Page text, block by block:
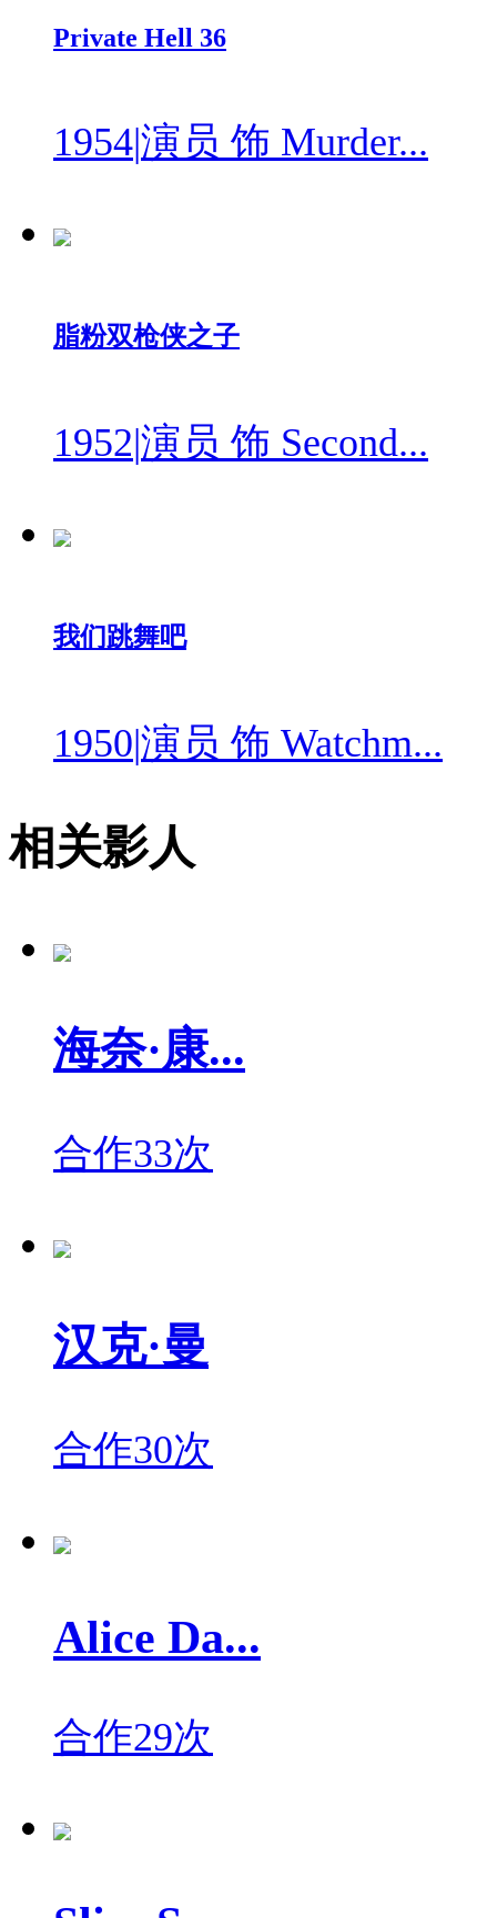
Private Hell 36
1954|演员 饰 Murder...
脂粉双枪侠之子
1952|演员 饰 Second...
我们跳舞吧
1950|演员 饰 Watchm...
相关影人
海奈·康...
合作33次
汉克·曼
合作30次
Alice Da...
合作29次